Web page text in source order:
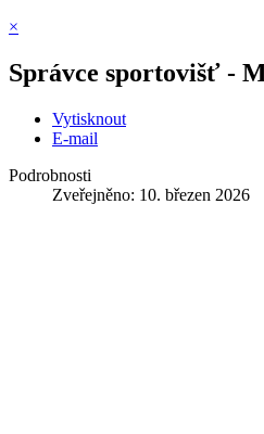
×
Správce sportovišť -
Vytisknout
E-mail
Podrobnosti
Zveřejněno: 10. březen 2026